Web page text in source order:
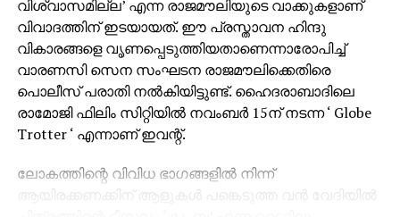
വിശ്വാസമില്ല’ എന്ന രാജമൗലിയുടെ വാക്കുകളാണ്
വിവാദത്തിന് ഇടയായത്. ഈ പ്രസ്താവന ഹിന്ദു
വികാരങ്ങളെ വൃണപ്പെടുത്തിയതാണെന്നാരോപിച്ച്
വാരണസി സെന സംഘടന രാജമൗലിക്കെതിരെ
പൊലീസ് പരാതി നല്‍കിയിട്ടുണ്ട്. ഹൈദരാബാദിലെ
രാമോജി ഫിലിം സിറ്റിയില്‍ നവംബര്‍ 15ന് നടന്ന ‘ Globe
Trotter ‘ എന്നാണ് ഇവന്റ്.
ലോകത്തിന്റെ വിവിധ ഭാഗങ്ങളില്‍ നിന്ന്
ആയിരക്കണക്കിന് ആളുകള്‍ പങ്കെടുത്ത വന്‍ വേദിയില്‍